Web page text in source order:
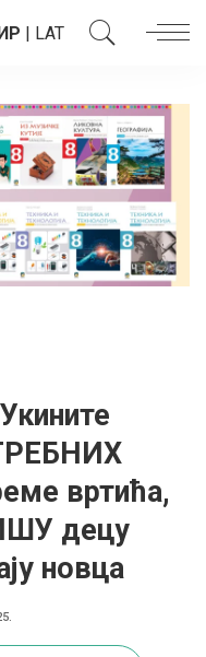
| LAT
вртића,
децу
новца